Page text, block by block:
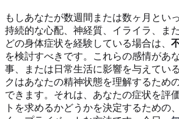
もしあなたが数週間または数ヶ月とい
持続的な心配、神経質、イライラ、ま
どの身体症状を経験している場合は、
を検討すべきです。これらの感情があ
事、または日常生活に影響を与えてい
クはあなたの精神状態を理解するため
できます。それは、あなたの症状を評
トを求めるかどうかを決定するための